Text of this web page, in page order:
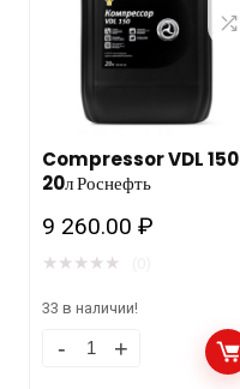
Compressor VDL 150
20л Роснефть
9 260.00₽
★ ★ ★ ★ ★
33 в наличии!